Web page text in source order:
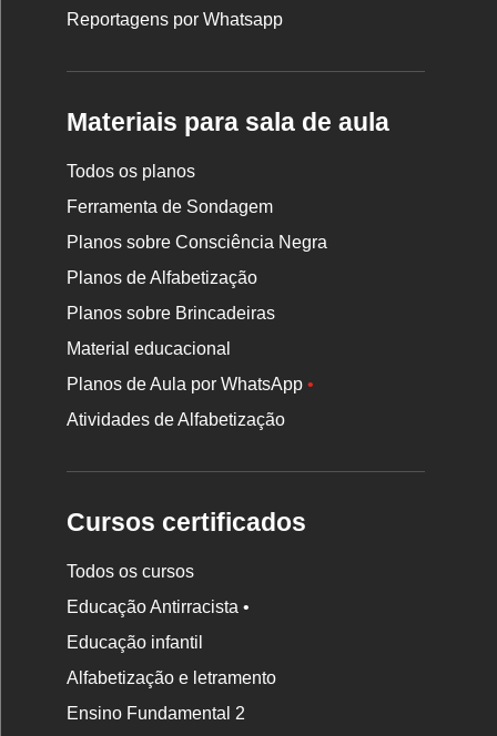
Reportagens por Whatsapp
Materiais para sala de aula
Todos os planos
Ferramenta de Sondagem
Planos sobre Consciência Negra
Planos de Alfabetização
Planos sobre Brincadeiras
Material educacional
Planos de Aula por WhatsApp•
Atividades de Alfabetização
Cursos certificados
Todos os cursos
Educação Antirracista •
Educação infantil
Alfabetização e letramento
Ensino Fundamental 2